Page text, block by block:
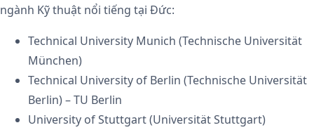
ngành Kỹ thuật nổi tiếng tại Đức:
Technical University Munich (Technische Universität
München)
Technical University of Berlin (Technische Universität
Berlin) – TU Berlin
University of Stuttgart (Universität Stuttgart)